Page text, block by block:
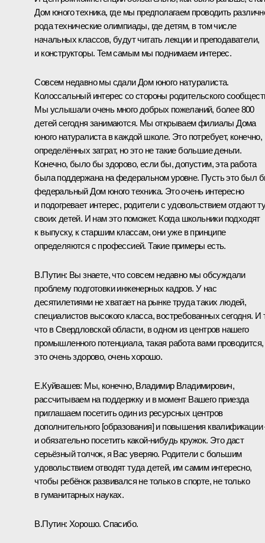
Дом юного техника, где мы предполагаем проводить
рода технические олимпиады, где детям, в том числе
начальных классов, будут читать лекции и преподаватели,
и конструкторы. Тем самым мы поднимаем интерес.
Совсем недавно мы сдали Дом юного натуралиста.
Колоссальный интерес со стороны родительского
Мы услышали очень много добрых пожеланий, более 800
детей сегодня занимаются. Мы открываем филиалы Дома
юного натуралиста в каждой школе. Это потребует, конечно,
определённых затрат, но это не такие большие деньги.
Конечно, было бы здорово, если бы, допустим, эта работа
была поддержана на федеральном уровне. Пусть это был
федеральный Дом юного техника. Это очень интересно
и подогревает интерес, родители с удовольствием отдают
своих детей. И нам это поможет. Когда школьники подходят
к выпуску, к старшим классам, они уже в принципе
определяются с профессией. Такие примеры есть.
В.Путин: Вы знаете, что совсем недавно мы обсуждали
проблему подготовки инженерных кадров. У нас
десятилетиями не хватает на рынке труда таких людей,
специалистов высокого класса, востребованных сегодня. И
что в Свердловской области, в одном из центров нашего
промышленного потенциала, такая работа вами проводится,
это очень здорово, очень хорошо.
Е.Куйвашев: Мы, конечно, Владимир Владимирович,
рассчитываем на поддержку и в момент Вашего приезда
приглашаем посетить один из ресурсных центров
дополнительного [образования] и повышения квалификации
и обязательно посетить какой‑нибудь кружок. Это даст
серьёзный толчок, я Вас уверяю. Родители с большим
удовольствием отводят туда детей, им самим интересно,
чтобы ребёнок развивался не только в спорте, не только
в гуманитарных науках.
В.Путин: Хорошо. Спасибо.